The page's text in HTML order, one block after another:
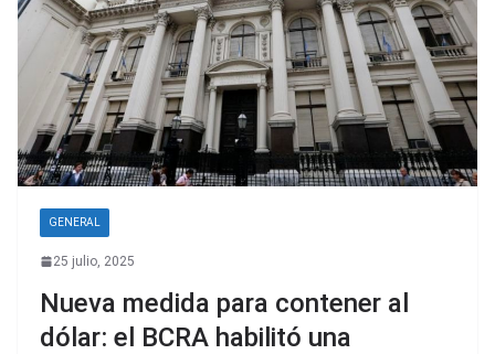
GENERAL
25 julio, 2025
Nueva medida para contener al
dólar: el BCRA habilitó una